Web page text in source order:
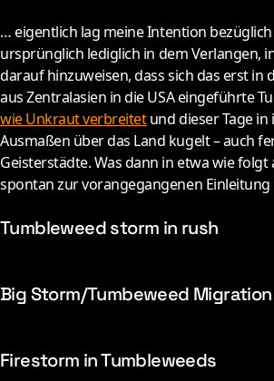
… eigentlich lag meine Intention
ursprünglich lediglich in dem Verlangen,
darauf hinzuweisen, dass sich das erst in
aus Zentralasien in die USA eingeführte
wie Unkraut verbreitetund dieser Tage
Ausmaßen über das Land kugelt – auch
Geisterstädte. Was dann in etwa wie folgt
spontan zur vorangegangenen Einleitung
Tumbleweed storm in rush
Big Storm/Tumbeweed Migration
Firestorm in Tumbleweeds